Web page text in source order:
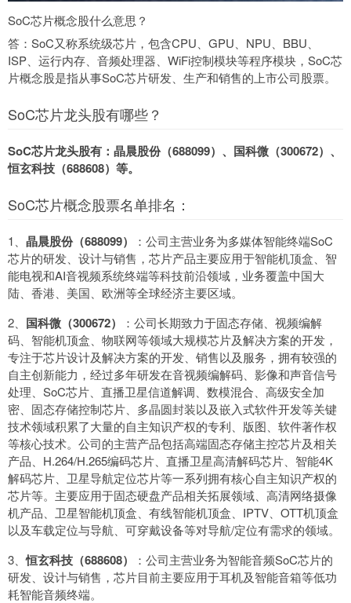
SoC芯片概念股什么意思？
答：SoC又称系统级芯片，包含CPU、GPU、NPU、BBU、
ISP、运行内存、音频处理器、WiFi控制模块等程序模块，SoC芯
片概念股是指从事SoC芯片研发、生产和销售的上市公司股票。
SoC芯片龙头股有哪些？
SoC芯片龙头股有：晶晨股份（688099）、国科微（300672）、
恒玄科技（688608）等。
SoC芯片概念股票名单排名：
1、 晶晨股份（688099）
：公司主营业务为多媒体智能终端SoC
芯片的研发、设计与销售，芯片产品主要应用于智能机顶盒、智
能电视和AI音视频系统终端等科技前沿领域，业务覆盖中国大
陆、香港、美国、欧洲等全球经济主要区域。
2、 国科微（300672）
：公司长期致力于固态存储、视频编解
码、智能机顶盒、物联网等领域大规模芯片及解决方案的开发，
专注于芯片设计及解决方案的开发、销售以及服务，拥有较强的
自主创新能力，经过多年研发在音视频编解码、影像和声音信号
处理、SoC芯片、直播卫星信道解调、数模混合、高级安全加
密、固态存储控制芯片、多晶圆封装以及嵌入式软件开发等关键
技术领域积累了大量的自主知识产权的专利、版图、软件著作权
等核心技术。公司的主营产品包括高端固态存储主控芯片及相关
产品、H.264/H.265编码芯片、直播卫星高清解码芯片、智能4K
解码芯片、卫星导航定位芯片等一系列拥有核心自主知识产权的
芯片等。主要应用于固态硬盘产品相关拓展领域、高清网络摄像
机产品、卫星智能机顶盒、有线智能机顶盒、IPTV、OTT机顶盒
以及车载定位与导航、可穿戴设备等对导航/定位有需求的领域。
3、恒玄科技（688608）
：公司主营业务为智能音频SoC芯片的
研发、设计与销售，芯片目前主要应用于耳机及智能音箱等低功
耗智能音频终端。